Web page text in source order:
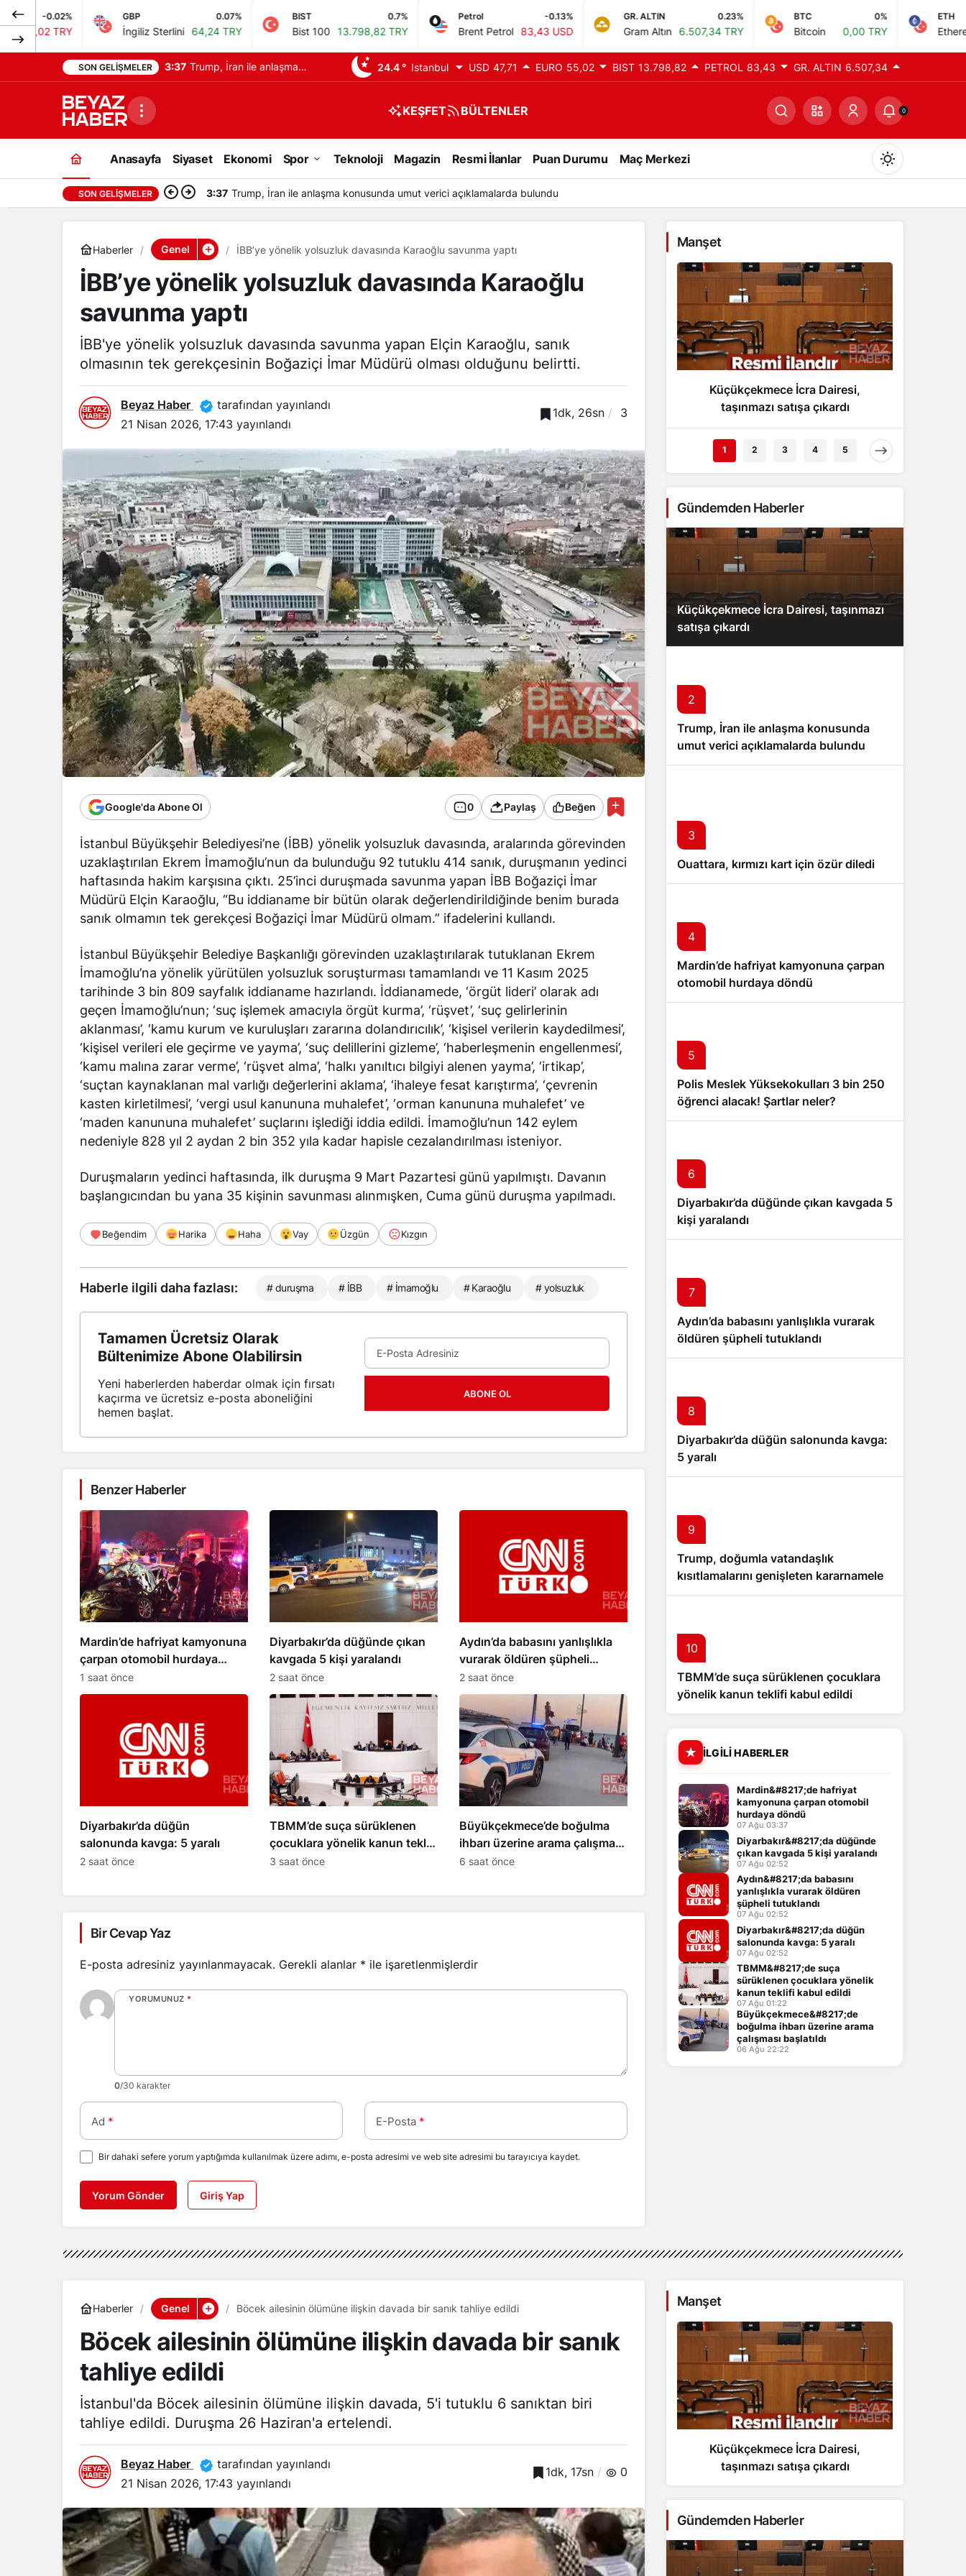
GBP
İngiliz Sterlini 64,24 TRY
BIST
Bist 100 13.798,82 TRY
Petrol -0.13%
Brent Petrol 83,43 USD
GR. ALTIN 0.23%
Gram Altın 6.507,34 TRY
BTC 0%
Bitcoin 0,00 TRY
ETH 0%
Ethereum 0,00 TRY
SON GELIŞMELER 3:37 Trump, İran ile anlaşma 24.4 ° Istanbul USD 47,71 EURO 55,02 BIST 13.798,82 PETROL 83,43 GR. ALTIN 6.507,34
KEŞFET BÜLTENLER 0
Anasayfa Siyaset Ekonomi Spor Teknoloji Magazin Resmi İlanlar Puan Durumu Maç Merkezi
Gündüz Modu
Gündüz modunu seçin.
Gece Modu
Gece modunu seçin.
Sistem Modu
Sistem modunu seçin.
SON GELIŞMELER 3:37 Trump, İran ile anlaşma konusunda umut verici açıklamalarda bulundu
Haberler Genel İBB’ye yönelik yolsuzluk davasında Karaoğlu savunma yaptı
İBB’ye yönelik yolsuzluk davasında Karaoğlu
savunma yaptı
İBB'ye yönelik yolsuzluk davasında savunma yapan Elçin Karaoğlu, sanık
olmasının tek gerekçesinin Boğaziçi İmar Müdürü olması olduğunu belirtti.
Beyaz Haber
tarafından yayınlandı
21 Nisan 2026, 17:43 yayınlandı
1dk, 26sn 3
Google'da Abone Ol 0 Paylaş Beğen
İstanbul Büyükşehir Belediyesi’ne (İBB) yönelik yolsuzluk davasında, aralarında görevinden
uzaklaştırılan Ekrem İmamoğlu’nun da bulunduğu 92 tutuklu 414 sanık, duruşmanın yedinci
haftasında hakim karşısına çıktı. 25’inci duruşmada savunma yapan İBB Boğaziçi İmar
Müdürü Elçin Karaoğlu, “Bu iddianame bir bütün olarak değerlendirildiğinde benim burada
sanık olmamın tek gerekçesi Boğaziçi İmar Müdürü olmam.” ifadelerini kullandı.
İstanbul Büyükşehir Belediye Başkanlığı görevinden uzaklaştırılarak tutuklanan Ekrem
İmamoğlu’na yönelik yürütülen yolsuzluk soruşturması tamamlandı ve 11 Kasım 2025
tarihinde 3 bin 809 sayfalık iddianame hazırlandı. İddianamede, ‘örgüt lideri’ olarak adı
geçen İmamoğlu’nun; ‘suç işlemek amacıyla örgüt kurma’, ‘rüşvet’, ‘suç gelirlerinin
aklanması’, ‘kamu kurum ve kuruluşları zararına dolandırıcılık’, ‘kişisel verilerin kaydedilmesi’,
‘kişisel verileri ele geçirme ve yayma’, ‘suç delillerini gizleme’, ‘haberleşmenin engellenmesi’,
‘kamu malına zarar verme’, ‘rüşvet alma’, ‘halkı yanıltıcı bilgiyi alenen yayma’, ‘irtikap’,
‘suçtan kaynaklanan mal varlığı değerlerini aklama’, ‘ihaleye fesat karıştırma’, ‘çevrenin
kasten kirletilmesi’, ‘vergi usul kanununa muhalefet’, ‘orman kanununa muhalefet’ ve
‘maden kanununa muhalefet’ suçlarını işlediği iddia edildi. İmamoğlu’nun 142 eylem
nedeniyle 828 yıl 2 aydan 2 bin 352 yıla kadar hapisle cezalandırılması isteniyor.
Duruşmaların yedinci haftasında, ilk duruşma 9 Mart Pazartesi günü yapılmıştı. Davanın
başlangıcından bu yana 35 kişinin savunması alınmışken, Cuma günü duruşma yapılmadı.
Beğendim Harika Haha Vay Üzgün Kızgın
Haberle ilgili daha fazlası: # duruşma # İBB # İmamoğlu # Karaoğlu # yolsuzluk
Tamamen Ücretsiz Olarak
Bültenimize Abone Olabilirsin
Yeni haberlerden haberdar olmak için fırsatı
kaçırma ve ücretsiz e-posta aboneliğini
hemen başlat.
ABONE OL
Benzer Haberler
Mardin’de hafriyat kamyonuna
çarpan otomobil hurdaya
döndü
1 saat önce
Diyarbakır’da düğünde çıkan
kavgada 5 kişi yaralandı
2 saat önce
Aydın’da babasını yanlışlıkla
vurarak öldüren şüpheli
tutuklandı
2 saat önce
Diyarbakır’da düğün
salonunda kavga: 5 yaralı
2 saat önce
TBMM’de suça sürüklenen
çocuklara yönelik kanun teklifi
kabul edildi
3 saat önce
Büyükçekmece’de boğulma
ihbarı üzerine arama çalışması
başlatıldı
6 saat önce
Bir Cevap Yaz
E-posta adresiniz yayınlanmayacak. Gerekli alanlar * ile işaretlenmişlerdir
YORUMUNUZ *
0/30 karakter
Ad * E-Posta *
Bir dahaki sefere yorum yaptığımda kullanılmak üzere adımı, e-posta adresimi ve web site adresimi bu tarayıcıya kaydet.
Yorum Gönder Giriş Yap
Manşet
Küçükçekmece İcra Dairesi,
taşınmazı satışa çıkardı
1 2 3 4 5
Gündemden Haberler
Küçükçekmece İcra Dairesi, taşınmazı
satışa çıkardı
2
Trump, İran ile anlaşma konusunda
umut verici açıklamalarda bulundu
3
Ouattara, kırmızı kart için özür diledi
4
Mardin’de hafriyat kamyonuna çarpan
otomobil hurdaya döndü
5
Polis Meslek Yüksekokulları 3 bin 250
öğrenci alacak! Şartlar neler?
6
Diyarbakır’da düğünde çıkan kavgada 5
kişi yaralandı
7
Aydın’da babasını yanlışlıkla vurarak
öldüren şüpheli tutuklandı
8
Diyarbakır’da düğün salonunda kavga:
5 yaralı
9
Trump, doğumla vatandaşlık
kısıtlamalarını genişleten kararnameler
imzaladı
10
TBMM’de suça sürüklenen çocuklara
yönelik kanun teklifi kabul edildi
İLGILI HABERLER
Mardin&#8217;de hafriyat
kamyonuna çarpan otomobil
hurdaya döndü
07 Ağu 03:37
Diyarbakır&#8217;da düğünde
çıkan kavgada 5 kişi yaralandı
07 Ağu 02:52
Aydın&#8217;da babasını
yanlışlıkla vurarak öldüren
şüpheli tutuklandı
07 Ağu 02:52
Diyarbakır&#8217;da düğün
salonunda kavga: 5 yaralı
07 Ağu 02:52
TBMM&#8217;de suça
sürüklenen çocuklara yönelik
kanun teklifi kabul edildi
07 Ağu 01:22
Büyükçekmece&#8217;de
boğulma ihbarı üzerine arama
çalışması başlatıldı
06 Ağu 22:22
Haberler Genel Böcek ailesinin ölümüne ilişkin davada bir sanık tahliye edildi
Böcek ailesinin ölümüne ilişkin davada bir sanık
tahliye edildi
İstanbul'da Böcek ailesinin ölümüne ilişkin davada, 5'i tutuklu 6 sanıktan biri
tahliye edildi. Duruşma 26 Haziran'a ertelendi.
Beyaz Haber
tarafından yayınlandı
21 Nisan 2026, 17:43 yayınlandı
1dk, 17sn 0
Manşet
Küçükçekmece İcra Dairesi,
taşınmazı satışa çıkardı
Gündemden Haberler